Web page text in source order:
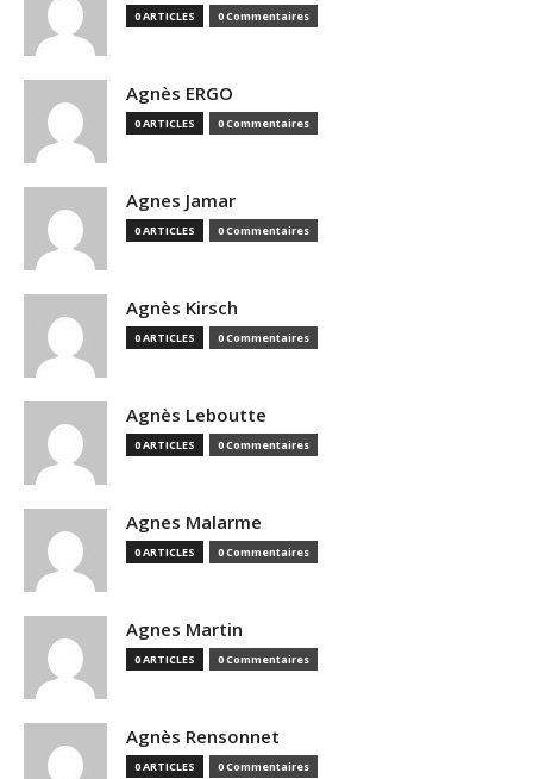
0 ARTICLES 0 Commentaires
Agnès ERGO
0 ARTICLES 0 Commentaires
Agnes Jamar
0 ARTICLES 0 Commentaires
Agnès Kirsch
0 ARTICLES 0 Commentaires
Agnès Leboutte
0 ARTICLES 0 Commentaires
Agnes Malarme
0 ARTICLES 0 Commentaires
Agnes Martin
0 ARTICLES 0 Commentaires
Agnès Rensonnet
0 ARTICLES 0 Commentaires